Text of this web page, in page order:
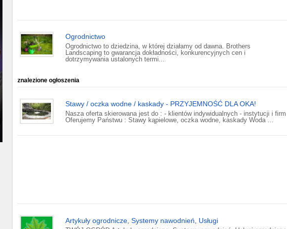
Ogrodnictwo
Ogrodnictwo to dziedzina, w której działamy od dawna. Brothers
Landscaping to gwarancja dokładności, konkurencyjnych cen i
dotrzymywania ustalonych termi...
znalezione ogłoszenia
Stawy / oczka wodne / kaskady - PRZYJEMNOŚĆ DLA OKA!
Nasza oferta skierowana jest do : - klientów indywidualnych - instytucji i firm
Oferujemy Państwu : Stawy kąpielowe, oczka wodne, kaskady Woda ...
Artykuły ogrodnicze, Systemy nawodnień, Usługi